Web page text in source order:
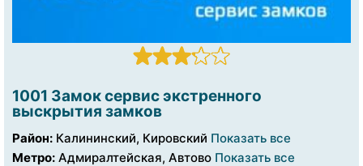
1001 Замок сервис экстренного
выскрытия замков
Район: Калининский, Кировский Показать все
Метро: Адмиралтейская, Автово Показать все